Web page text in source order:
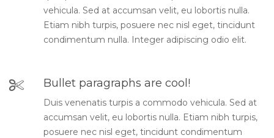
vehicula. Sed at accumsan velit, eu lobortis nulla.
Etiam nibh turpis, posuere nec nisl eget, tincidunt
condimentum nulla. Integer adipiscing odio elit.
Bullet paragraphs are cool!
Duis venenatis turpis a commodo vehicula. Sed at
accumsan velit, eu lobortis nulla. Etiam nibh turpis,
posuere nec nisl eget, tincidunt condimentum